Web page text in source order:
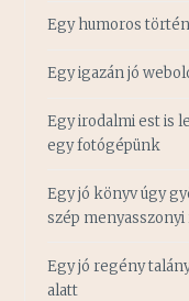
Egy humoros
Egy igazán jó
Egy irodalmi est is
egy fotógépünk
Egy jó könyv úgy
szép
Egy jó regény
alatt